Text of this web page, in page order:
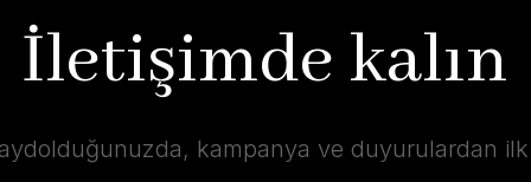
İletişimde kalın
kampanya ve duyurulardan